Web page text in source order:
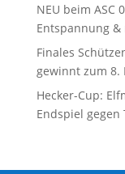
NEU beim ASC
Entspannung &
Finales
gewinnt zum 8.
Hecker-Cup:
Endspiel